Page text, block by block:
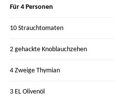
Für 4 Personen
10 Strauchtomaten
2 gehackte Knoblauchzehen
4 Zweige Thymian
3 EL Olivenöl